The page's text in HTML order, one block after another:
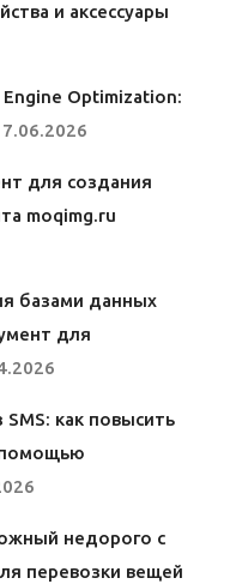
и аксессуары
Optimization:
для создания
moqimg.ru
базами данных
для
как повысить
помощью
недорого с
перевозки вещей